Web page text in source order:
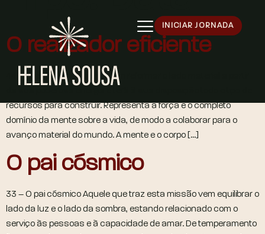
INICIAR JORNADA
O realizador eficiente
44 – O realizador eficiente Vem reformar o lado material a partir
recursos para construir. Representa a força e o completo
domínio da mente sobre a vida, de modo a colaborar para o
avanço material do mundo. A mente e o corpo […]
O pai cósmico
33 – O pai cósmico Aquele que traz esta missão vem equilibrar o
lado da luz e o lado da sombra, estando relacionado com o
serviço às pessoas e à capacidade de amar. De temperamento